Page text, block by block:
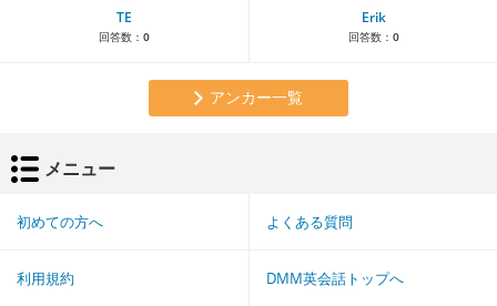
TE
回答数： 0
Erik
回答数： 0
アンカー一覧
メニュー
初めての方へ よくある質問
利用規約 DMM英会話トップへ